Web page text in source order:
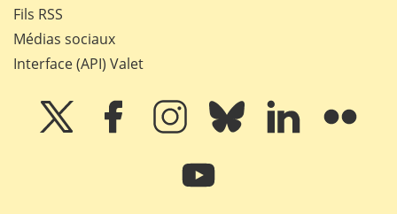
Fils RSS
Médias sociaux
Interface (API) Valet